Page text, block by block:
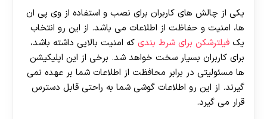
یکی از چالش های کاربران برای نصب و استفاده از وی پی ان
ها، امنیت و حفاظت از اطلاعات می باشد. از این رو انتخاب
یک فیلترشکن برای شرط بندی که امنیت بالایی داشته باشد،
برای کاربران بسیار سخت خواهد شد. برخی از این اپلیکیشن
ها مسئولیتی در برابر محافظت از اطلاعات شما بر عهده نمی
گیرند. از این رو اطلاعات گوشی شما به راحتی قابل دسترس
قرار می گیرد.